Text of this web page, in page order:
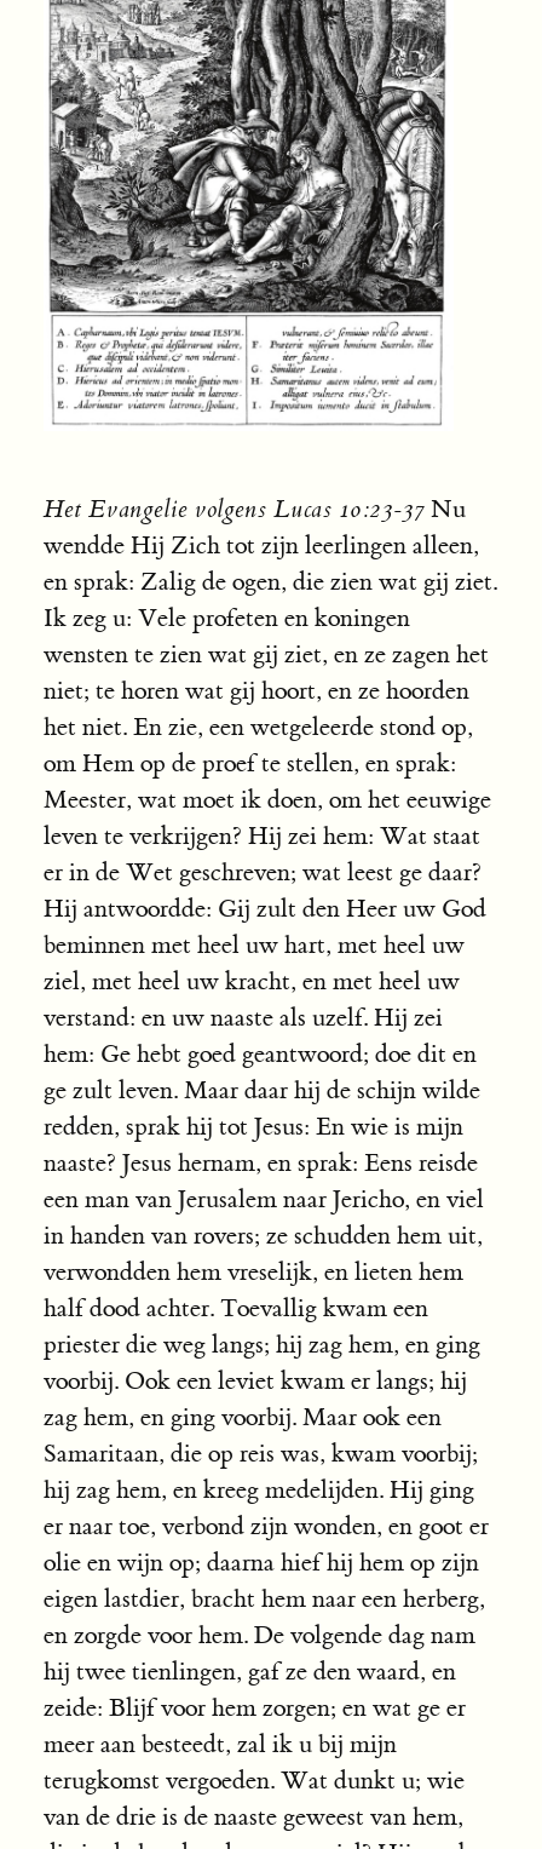
Het Evangelie volgens Lucas 10:23-37 Nu
wendde Hij Zich tot zijn leerlingen alleen,
en sprak: Zalig de ogen, die zien wat gij ziet.
Ik zeg u: Vele profeten en koningen
wensten te zien wat gij ziet, en ze zagen het
niet; te horen wat gij hoort, en ze hoorden
het niet. En zie, een wetgeleerde stond op,
om Hem op de proef te stellen, en sprak:
Meester, wat moet ik doen, om het eeuwige
leven te verkrijgen? Hij zei hem: Wat staat
er in de Wet geschreven; wat leest ge daar?
Hij antwoordde: Gij zult den Heer uw God
beminnen met heel uw hart, met heel uw
ziel, met heel uw kracht, en met heel uw
verstand: en uw naaste als uzelf. Hij zei
hem: Ge hebt goed geantwoord; doe dit en
ge zult leven. Maar daar hij de schijn wilde
redden, sprak hij tot Jesus: En wie is mijn
naaste? Jesus hernam, en sprak: Eens reisde
een man van Jerusalem naar Jericho, en viel
in handen van rovers; ze schudden hem uit,
verwondden hem vreselijk, en lieten hem
half dood achter. Toevallig kwam een
priester die weg langs; hij zag hem, en ging
voorbij. Ook een leviet kwam er langs; hij
zag hem, en ging voorbij. Maar ook een
Samaritaan, die op reis was, kwam voorbij;
hij zag hem, en kreeg medelijden. Hij ging
er naar toe, verbond zijn wonden, en goot er
olie en wijn op; daarna hief hij hem op zijn
eigen lastdier, bracht hem naar een herberg,
en zorgde voor hem. De volgende dag nam
hij twee tienlingen, gaf ze den waard, en
zeide: Blijf voor hem zorgen; en wat ge er
meer aan besteedt, zal ik u bij mijn
terugkomst vergoeden. Wat dunkt u; wie
van de drie is de naaste geweest van hem,